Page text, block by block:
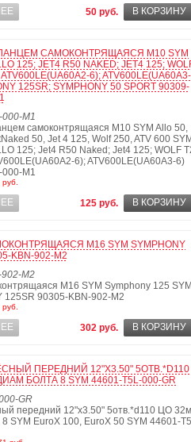
50 руб. В КОРЗИНУ
САМОКОНТРЯЩАЯСЯ М10 SYM
125; JET4 R50 NAKED; JET4 125;
ATV600LE(UA60A2-6); ATV600LE(UA60A3-
125SR; SYMPHONY 50 SPORT 90309-
M1
самоконтрящаяся М10 SYM Allo 50,
50, Jet 4 125, Wolf 250, ATV 600 SYM
125; Jet4 R50 Naked; Jet4 125; WOLF
6); ATV600LE(UA60A3-6)
M1
125 руб. В КОРЗИНУ
М16 SYM SYMPHONY
KBN-902-M2
M2
М16 SYM Symphony 125 SYM
125SR 90305-KBN-902-M2
302 руб. В КОРЗИНУ
ПЕРЕДНИЙ 12"X3.50" 5ОТВ.*D110
БОЛТА 8 SYM 44601-T5L-000-GR
GR
передний 12"x3.50" 5отв.*d110 ЦО
SYM EuroX 100, EuroX 50 SYM 44601-